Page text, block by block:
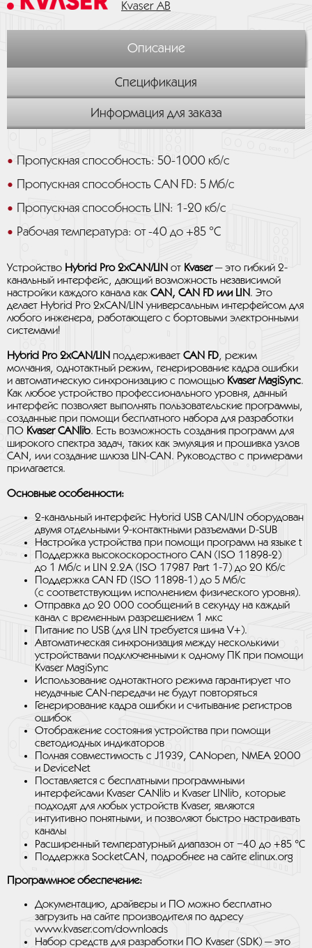
Kvaser AB
Описание
Спецификация
Информация для заказа
Пропускная способность: 50-1000 кб/с
Пропускная способность CAN FD: 5 Мб/с
Пропускная способность LIN: 1-20 кб/с
Рабочая температура: от -40 до +85 °C
Устройство Hybrid Pro 2xCAN/LIN от Kvaser— это гибкий 2-
канальный интерфейс, дающий возможность независимой
настройки каждого канала как CAN, CAN FD или LIN. Это
делает Hybrid Pro 2xCAN/LIN универсальным интерфейсом для
любого инженера, работающего с бортовыми электронными
системами!
Hybrid Pro 2xCAN/LIN поддерживает CAN FD, режим
молчания, однотактный режим, генерирование кадра ошибки
и автоматическую синхронизацию с помощью Kvaser MagiSync.
Как любое устройство профессионального уровня, данный
интерфейс позволяет выполнять пользовательские программы,
созданные при помощи бесплатного набора для разработки
ПО Kvaser CANlib. Есть возможность создания программ для
широкого спектра задач, таких как эмуляция и прошивка узлов
CAN, или создание шлюза LIN-CAN. Руководство с примерами
прилагается.
Основные особенности:
2-канальный интерфейс Hybrid USB CAN/LIN оборудован
двумя отдельными 9-контактными разъемами D-SUB
Настройка устройства при помощи программ на языке t
Поддержка высокоскоростного CAN (ISO 11898-2)
до 1 Мб/с и LIN 2.2A (ISO 17987 Part 1-7) до 20 Кб/с
Поддержка CAN FD (ISO 11898-1) до 5 Мб/с
(с соответствующим исполнением физического уровня).
Отправка до 20 000 сообщений в секунду на каждый
канал с временным разрешением 1 мкс
Питание по USB (для LIN требуется шина V+).
Автоматическая синхронизация между несколькими
устройствами подключенными к одному ПК при помощи
Kvaser MagiSync
Использование однотактного режима гарантирует что
неудачные CAN-передачи не будут повторяться
Генерирование кадра ошибки и считывание регистров
ошибок
Отображение состояния устройства при помощи
светодиодных индикаторов
Полная совместимость с J1939, CANopen, NMEA 2000
и DeviceNet
Поставляется с бесплатными программными
интерфейсами Kvaser CANlib и Kvaser LINlib, которые
подходят для любых устройств Kvaser, являются
интуитивно понятными, и позволяют быстро настраивать
каналы
Расширенный температурный диапазон от −40 до +85 °C
Поддержка SocketCAN, подробнее на сайте elinux.org
Программное обеспечение:
Документацию, драйверы и ПО можно бесплатно
загрузить на сайте производителя по адресу
www.kvaser.com/downloads
Набор средств для разработки ПО Kvaser (SDK) — это